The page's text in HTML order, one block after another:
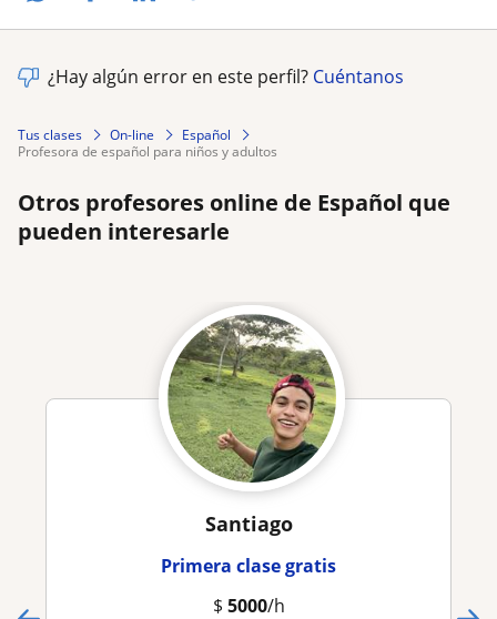
¿Hay algún error en este perfil? Cuéntanos
Tus clases On-line
Español
profesora de español para niños y adultos
Otros profesores online de Español que
pueden interesarle
Santiago
Primera clase gratis
$ 5000/h